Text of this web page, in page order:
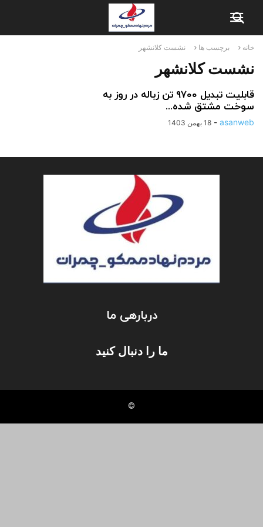
خانه برچسب ها نشست کلانشهر
نشست کلانشهر
قابلیت تبدیل ۹۷۰۰ تن زباله در روز به
سوخت مشتق شده...
asanweb
- 18 بهمن 1403
دربارهی ما
ما را دنبال کنید
©